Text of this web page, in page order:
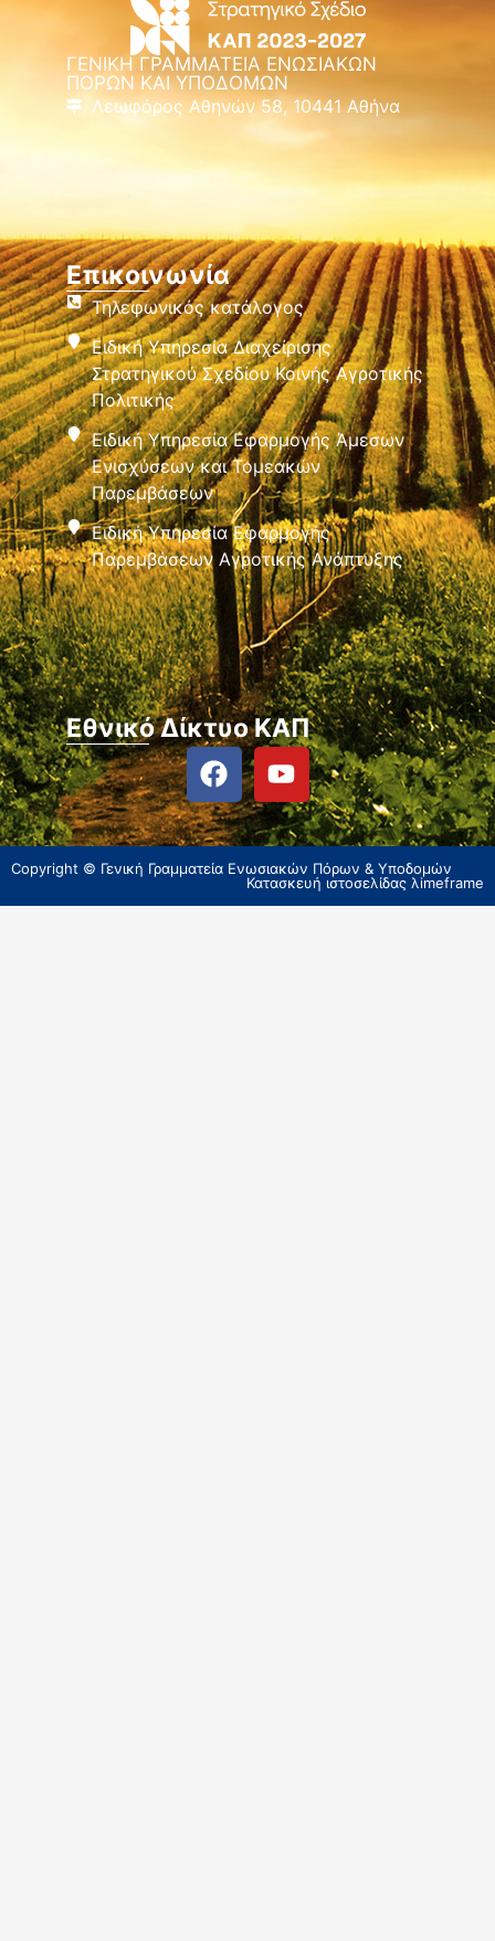
ΓΕΝΙΚΗ ΓΡΑΜΜΑΤΕΙΑ ΕΝΩΣΙΑΚΩΝ
ΠΟΡΩΝ ΚΑΙ ΥΠΟΔΟΜΩΝ
Λεωφόρος Αθηνών 58, 10441 Αθήνα
Επικοινωνία
Τηλεφωνικός κατάλογος
Ειδική Υπηρεσία Διαχείρισης
Στρατηγικού Σχεδίου Κοινής Αγροτικής
Πολιτικής
Ειδική Υπηρεσία Εφαρμογής Άμεσων
Ενισχύσεων και Τομεακών
Παρεμβάσεων
Ειδική Υπηρεσία Εφαρμογής
Παρεμβάσεων Αγροτικής Ανάπτυξης
Εθνικό Δίκτυο ΚΑΠ
Copyright © Γενική Γραμματεία Ενωσιακών Πόρων & Υποδομών
Κατασκευή ιστοσελίδας λimeframe